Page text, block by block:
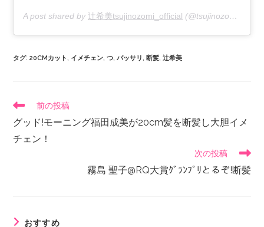
A post shared by 辻希美tsujinozomi_official (@tsujinozomi_official) on
タグ:20CMカット, イメチェン, つ, バッサリ, 断髪, 辻希美
前の投稿
グッド!モーニング福田成美が20cm髪を断髪し大胆イメ
チェン！
次の投稿
霧島 聖子@RQ大賞ｸﾞﾗﾝﾌﾟﾘとるぞ!断髪
おすすめ